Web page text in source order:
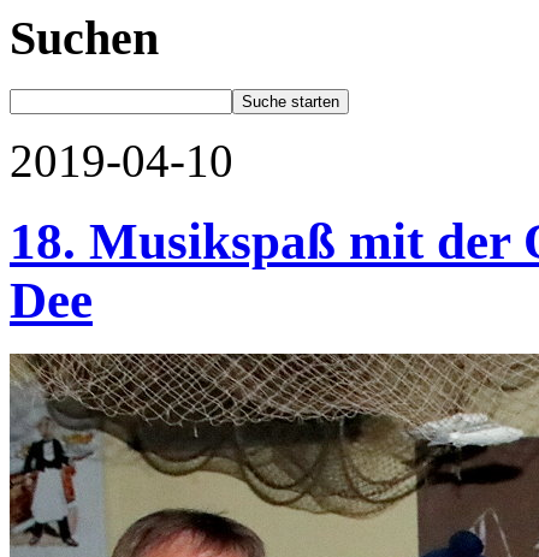
Suchen
2019-04-10
18. Musikspaß mit
Dee